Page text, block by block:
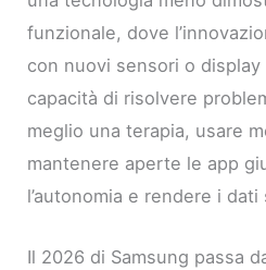
funzionale, dove
con nuovi sensori o
capacità di risolvere
meglio una terapia, usare
mantenere aperte le app
l’autonomia e rendere i
Il 2026 di Samsung passa